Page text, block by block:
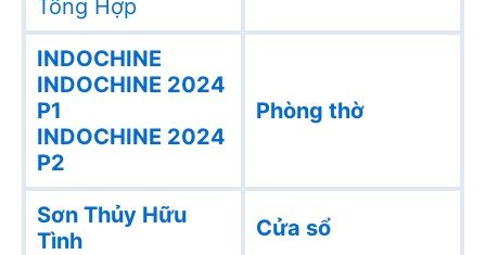
Tổng Hợp
INDOCHINE
INDOCHINE 2024
P1
INDOCHINE 2024
P2
Phòng thờ
Sơn Thủy Hữu
Tình
Cửa sổ